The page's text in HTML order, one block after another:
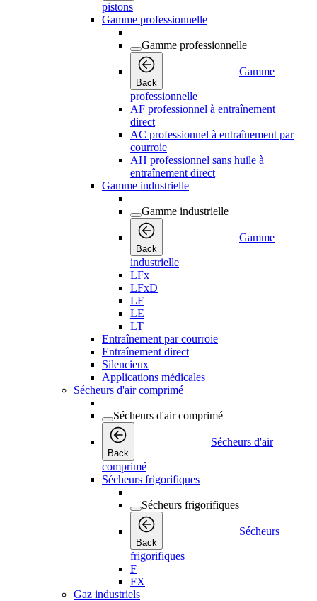
pistons
Gamme professionnelle
Gamme professionnelle
Back
Gamme
professionnelle
AF professionnel à entraînement
direct
AC professionnel à entraînement par
courroie
AH professionnel sans huile à
entraînement direct
Gamme industrielle
Gamme industrielle
Back
Gamme
industrielle
LFx
LFxD
LF
LE
LT
Entraînement par courroie
Entraînement direct
Silencieux
Applications médicales
Sécheurs d'air comprimé
Sécheurs d'air comprimé
Back
Sécheurs d'air
comprimé
Sécheurs frigorifiques
Sécheurs frigorifiques
Back
Sécheurs
frigorifiques
F
FX
Gaz industriels